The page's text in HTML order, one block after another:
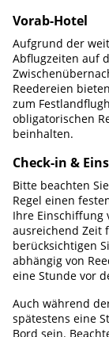
Vorab-Hotel
Aufgrund der
Abflugzeiten auf
Reedereien
zum
obligatorischen
beinhalten.
Check-in &
Bitte beachten
Regel einen
Ihre Einschiffung
ausreichend Zeit
berücksichtigen
abhängig von
eine Stunde vor
Auch während
spätestens eine
Bord sein.